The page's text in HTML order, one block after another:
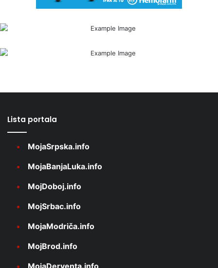
Lista portala
MojaSrpska.info
MojaBanjaLuka.info
MojDoboj.info
MojSrbac.info
MojaModriča.info
MojBrod.info